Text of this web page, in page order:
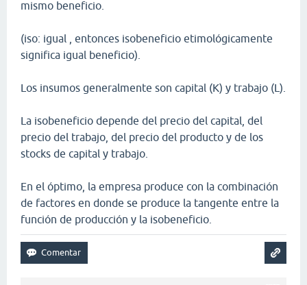
mismo beneficio.
(iso: igual , entonces isobeneficio etimológicamente
significa igual beneficio).
Los insumos generalmente son capital (K) y trabajo (L).
La isobeneficio depende del precio del capital, del
precio del trabajo, del precio del producto y de los
stocks de capital y trabajo.
En el óptimo, la empresa produce con la combinación
de factores en donde se produce la tangente entre la
función de producción y la isobeneficio.